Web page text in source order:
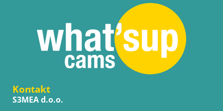
Kontakt
S3MEA d.o.o.